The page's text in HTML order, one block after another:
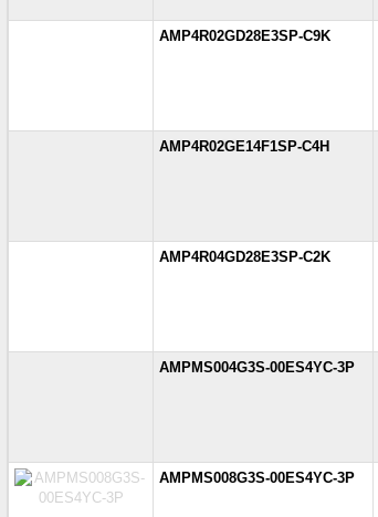
AMP4R02GD28E3SP-C9K
AMP4R02GE14F1SP-C4H
AMP4R04GD28E3SP-C2K
AMPMS004G3S-00ES4YC-3P
AMPMS008G3S-00ES4YC-3P